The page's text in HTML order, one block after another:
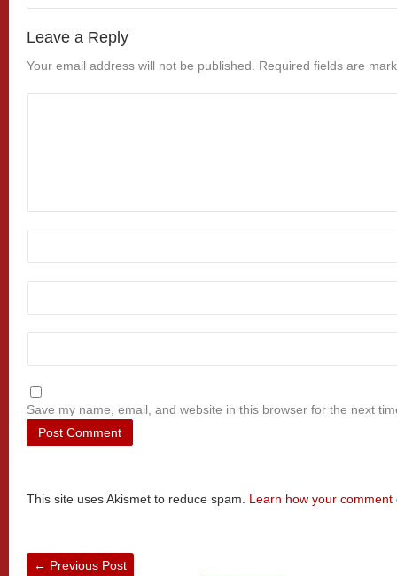
Leave a Reply
Your email address will not be published. Required fields are
Save my name, email, and website in this browser for the next
This site uses Akismet to reduce spam. Learn how your
← Previous Post